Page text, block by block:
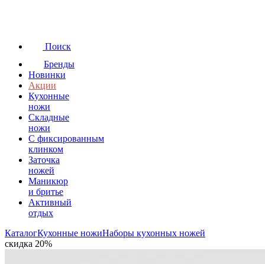
Поиск
Бренды
Новинки
Акции
Кухонные
ножи
Складные
ножи
C фиксированным
клинком
Заточка
ножей
Маникюр
и бритье
Активный
отдых
КаталогКухонные ножиНаборы кухонных ножей
скидка 20%